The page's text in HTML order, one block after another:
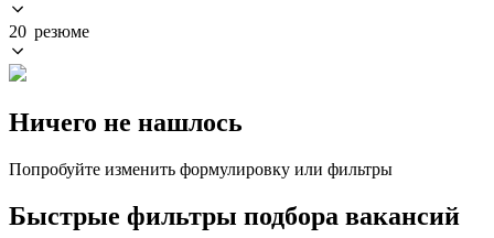
20 резюме
Ничего не нашлось
Попробуйте изменить формулировку или фильтры
Быстрые фильтры подбора вакансий